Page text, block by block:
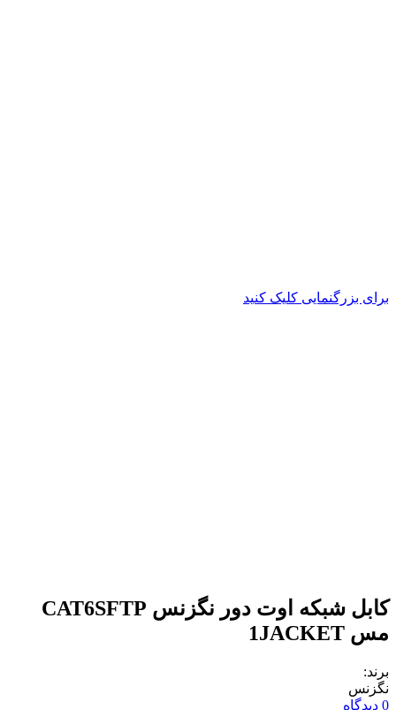
برای بزرگنمایی کلیک کنید
کابل شبکه اوت دور نگزنس CAT6SFTP
مس 1JACKET
برند:
نگزنس
0 دیدگاه